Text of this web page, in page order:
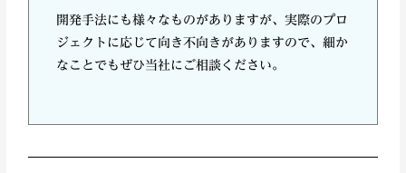
開発手法にも様々なものがありますが、実際のプロ
ジェクトに応じて向き不向きがありますので、細か
なことでもぜひ当社にご相談ください。